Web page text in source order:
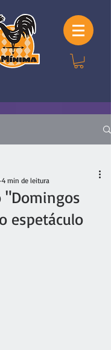
"Domingos
espetáculo
4 min de leitura